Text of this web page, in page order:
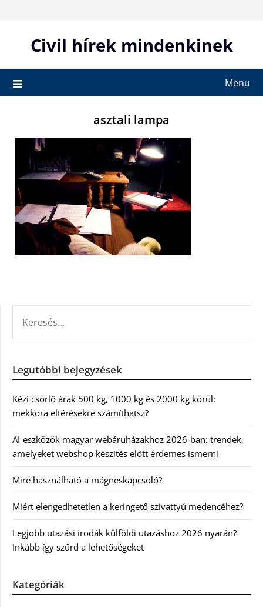
contentCivil hírek mindenkinek
Menu
asztali lampa
Legutóbbi bejegyzések
Kézi csörlő árak 500 kg, 1000 kg és 2000 kg körül:
mekkora eltérésekre számíthatsz?
AI-eszközök magyar webáruházakhoz 2026-ban: trendek,
amelyeket webshop készítés előtt érdemes ismerni
Mire használható a mágneskapcsoló?
Miért elengedhetetlen a keringető szivattyú medencéhez?
Legjobb utazási irodák külföldi utazáshoz 2026 nyarán?
Inkább így szűrd a lehetőségeket
Kategóriák